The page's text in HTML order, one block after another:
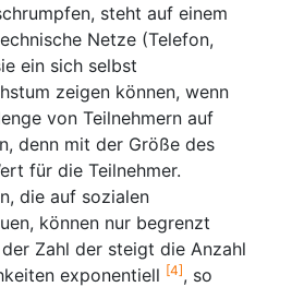
steht auf einem
Netze (Telefon,
ein sich selbst
zeigen können, wenn
von Teilnehmern auf
denn mit der Größe des
für die Teilnehmer.
die auf sozialen
können nur begrenzt
Zahl der steigt die Anzahl
exponentiell [4], so